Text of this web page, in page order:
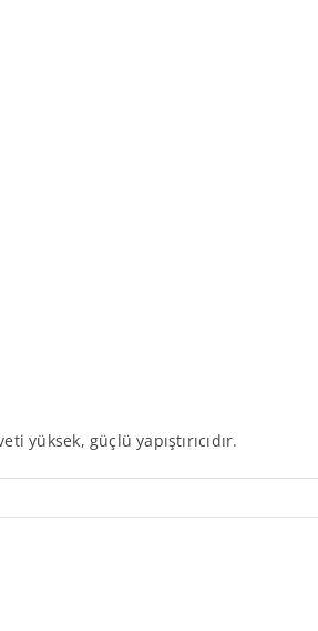
yüksek, güçlü yapıştırıcıdır.